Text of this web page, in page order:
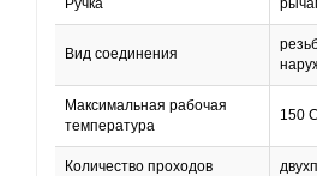
Ручка
Вид соединения
Максимальная рабочая
температура
150 С
Количество проходов